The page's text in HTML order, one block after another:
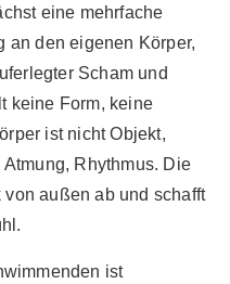
eine mehrfache
an den eigenen Körper,
Scham und
keine Form, keine
ist nicht Objekt,
Rhythmus. Die
außen ab und schafft
ist